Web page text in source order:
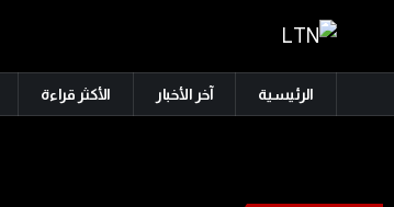
الرئيسية آخر الأخبار الأكثر قراءة